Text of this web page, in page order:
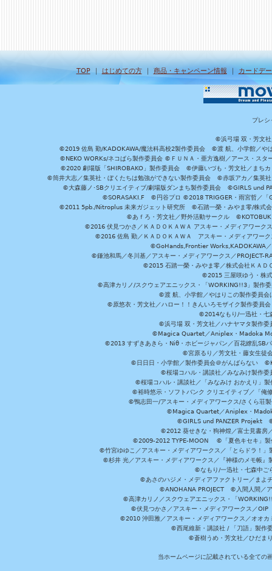
TOP｜ はじめての方｜ 商品・キャンペーン情報 ｜ カードデ
プレシ
©浜弓場 双・芳文社
©2019 佐島 勤/KADOKAWA/魔法科高校2製作委員会 ©渡 航、小学館／や
©NEKO WORKs/ネコぱら製作委員会 ©ＦＵＮＡ・亜方逸樹／アース・ス
©2020 劇場版「SHIROBAKO」製作委員会 ©伊藤いづも・芳文社／まち
©筒井大志／集英社・ぼくたちは勉強ができない製作委員会 ©赤坂アカ／集英
©大森藤ノ･SBクリエイティブ/劇場版ダンまち製作委員会 ©GIRLS und
©SORASAKI.F ©円谷プロ ©2018 TRIGGER・雨宮哲／
©2011 5pb./Nitroplus 未来ガジェット研究所 ©石踏一榮・みやま零/株式
©あｆろ・芳文社／野外活動サークル
©2016 伏見つかさ／ＫＡＤＯＫＡＷＡ アスキー・メディアワー
©2016 佐島 勤／ＫＡＤＯＫＡＷＡ アスキー・メディアワ
©GoHands,Frontier Works,KADOKAWA
©鎌池和馬／冬川基／アスキー・メディアワークス／
©2015 石踏一榮・みやま零／株式会社ＫＡＤ
©2015 三屋咲ゆう・株
©高津カリノ/スクウェアエニックス・「WORKING!!3」製作
©渡 航、小学館／やはりこの製作委員
©原悠衣・芳文社／ハロー！！きんいろモザイク製作委員
©2014なもり/一迅社・
©浜弓場 双・芳文社／ハナヤマタ製作
©Magica Quartet／Aniplex・Madoka
©2013 すずきあきら・Niθ・ホビージャパン／百花繚乱
©宮原るり／芳文社・藤女生徒
©日日日・小学館／製作委員会＠がんばらない
©桜場コハル・講談社／みなみけ製作
©桜場コハル・講談社／「みなみけ おかえり」
©裕時悠示・ソフトバンク クリエイティブ／「
©鴨志田一/アスキー・メディアワークス/さく
©Magica Quartet／Aniplex・
©GIRLS und PANZER Projekt ©
©2012 葵せきな・狗神煌／富士見書
©2009-2012 TYPE-MOON ©「夏色キセキ」製
©竹宮ゆゆこ／アスキー・メディアワークス／「とらドラ！
©杉井 光／アスキー・メディアワークス／『神様のメモ帳
©なもり/一迅社・七森中
©あさのハジメ・メディアファクトリー／ま
©ANOHANA PROJECT ©入間人間／ア
©高津カリノ／スクウェアエニックス・「
©伏見つかさ／アスキー・メディアワークス／
©2010 沖田雅／アスキー・メディアワークス／オオ
©西尾維新・講談社 / 「刀語」製作
©蒼樹うめ・芳文社／ひだま
当ホームページに記載されている全ての